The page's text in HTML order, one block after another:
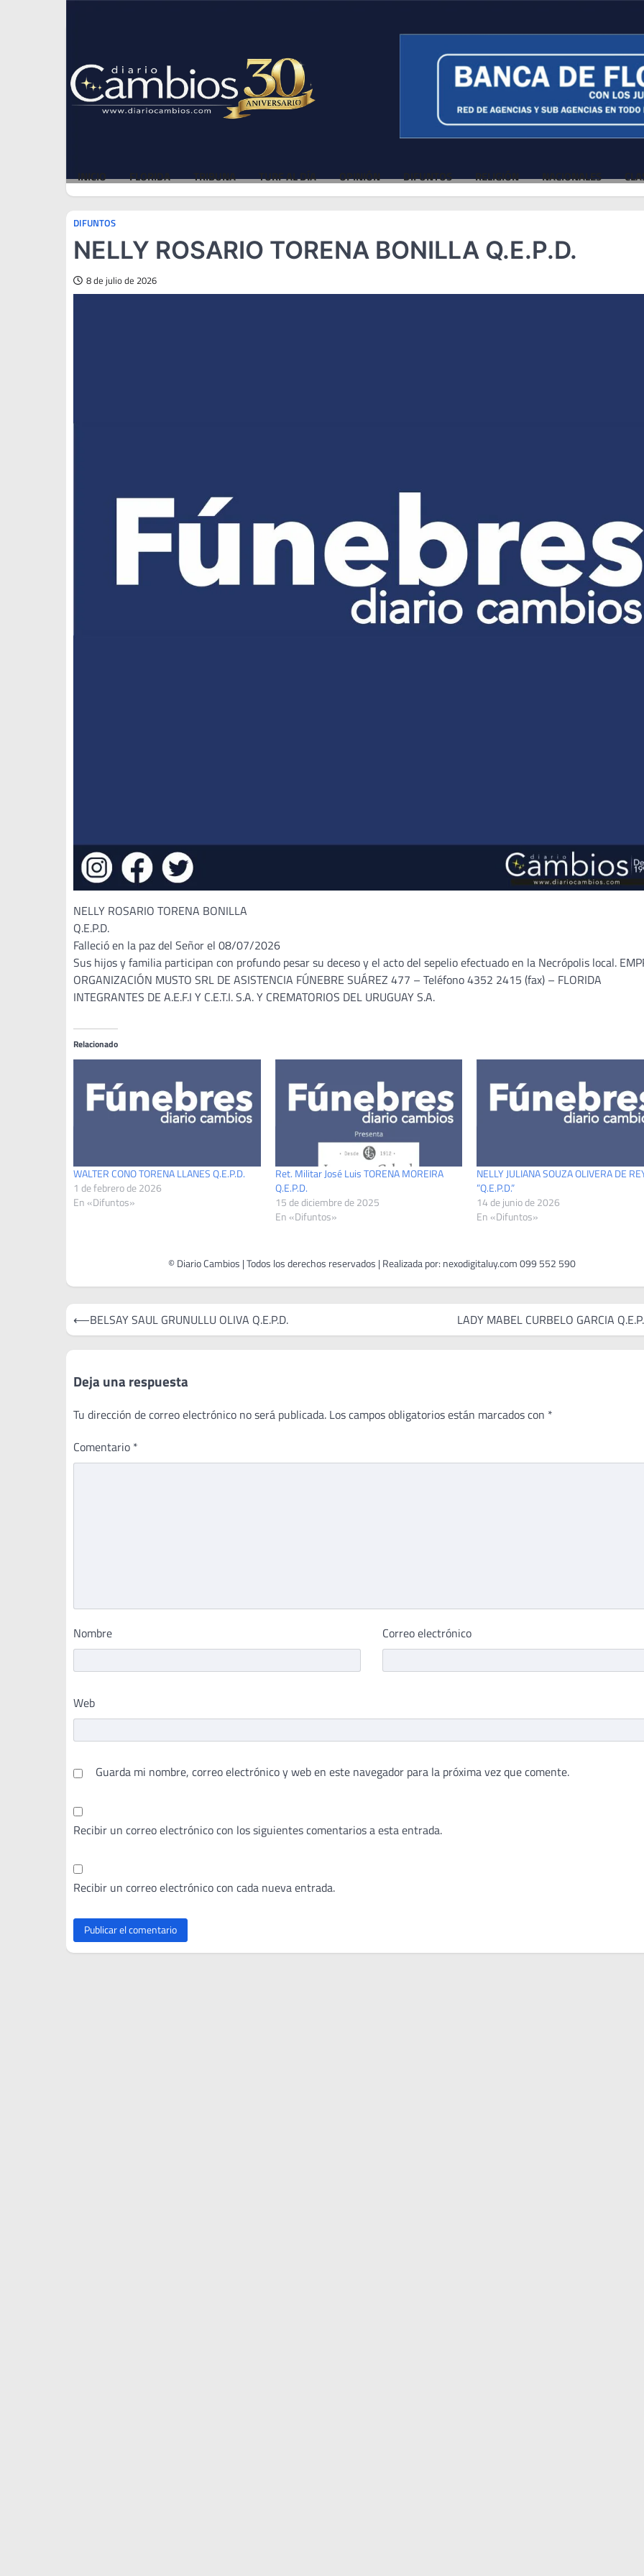
INICIO FLORIDA TRIBUNA TURF AL DÍA OPINIÓN DIFUNTOS RELIGIÓN NACIONALES
DIFUNTOS
NELLY ROSARIO TORENA BONILLA Q.E.P.D.
8 de julio de 2026
NELLY ROSARIO TORENA BONILLA
Q.E.P.D.
Falleció en la paz del Señor el 08/07/2026
Sus hijos y familia participan con profundo pesar su deceso y el acto del sepelio efectuado en la Necrópolis local.
ORGANIZACIÓN MUSTO SRL DE ASISTENCIA FÚNEBRE SUÁREZ 477 – Teléfono 4352 2415 (fax) – FLORIDA
INTEGRANTES DE A.E.F.I Y C.E.T.I. S.A. Y CREMATORIOS DEL URUGUAY S.A.
Relacionado
WALTER CONO TORENA LLANES Q.E.P.D.
1 de febrero de 2026
En «Difuntos»
Ret. Militar José Luis TORENA MOREIRA
Q.E.P.D.
15 de diciembre de 2025
En «Difuntos»
NELLY JULIANA SOUZA OLIVERA DE
”Q.E.P.D.”
14 de junio de 2026
En «Difuntos»
Navegación
de
entradas
⟵BELSAY SAUL GRUNULLU OLIVA Q.E.P.D. LADY MABEL CURBELO GARCIA
Deja una respuesta
Tu dirección de correo electrónico no será publicada. Los campos obligatorios están marcados con *
Comentario *
Nombre Correo electrónico
Web
Guarda mi nombre, correo electrónico y web en este navegador para la próxima vez que comente.
Recibir un correo electrónico con los siguientes comentarios a esta entrada.
Recibir un correo electrónico con cada nueva entrada.